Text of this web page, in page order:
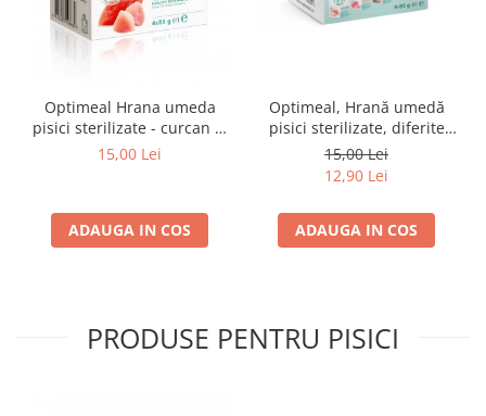
Optimeal Hrana umeda
pisici sterilizate - curcan si
pui in sos, set 3+1,
15,00 Lei
ADAUGA IN COS
Optimeal, Hrană umedă
pisici sterilizate, diferite
arome, (3+1), 0.34kg
15,00 Lei
12,90 Lei
ADAUGA IN COS
PRODUSE PENTRU PISICI